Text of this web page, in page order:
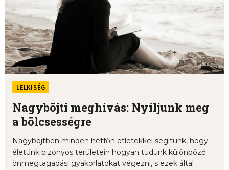
LELKISÉG
Nagyböjti meghívás: Nyíljunk meg
a bölcsességre
Nagyböjtben minden hétfőn ötletekkel segítünk, hogy
életünk bizonyos területein hogyan tudunk különböző
önmegtagadási gyakorlatokat végezni, s ezek által